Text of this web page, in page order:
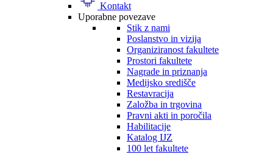
Kontakt
Uporabne povezave
Stik z nami
Poslanstvo in vizija
Organiziranost fakultete
Prostori fakultete
Nagrade in priznanja
Medijsko središče
Restavracija
Založba in trgovina
Pravni akti in poročila
Habilitacije
Katalog IJZ
100 let fakultete